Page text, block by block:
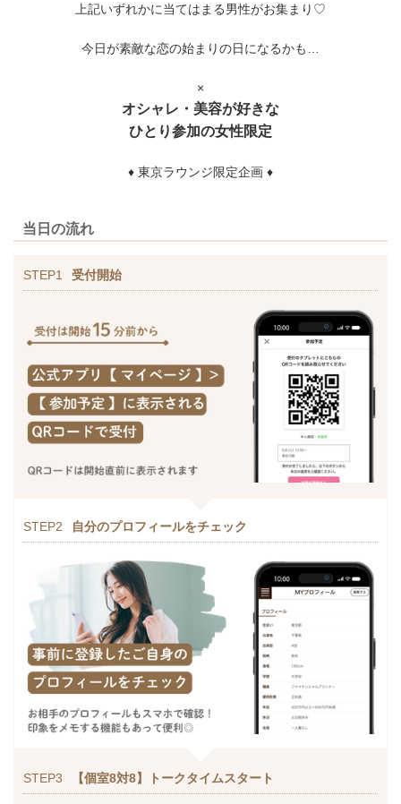
上記いずれかに当てはまる男性がお集まり♡
今日が素敵な恋の始まりの日になるかも…
×
オシャレ・美容が好きな
ひとり参加の女性限定
♦ 東京ラウンジ限定企画 ♦
当日の流れ
STEP1 受付開始
STEP2 自分のプロフィールをチェック
STEP3 【個室8対8】トークタイムスタート